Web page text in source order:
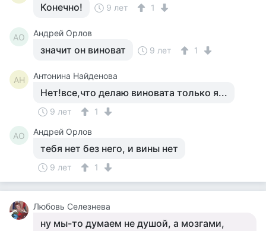
Конечно! 9 лет 1
АО Андрей Орлов
значит он виноват 9 лет 1
АН Антонина Найденова
Нет!все,что делаю виновата только я...
9 лет 1
АО Андрей Орлов
тебя нет без него, и вины нет
9 лет 1
Любовь Селезнева
ну мы-то думаем не душой, а мозгами,